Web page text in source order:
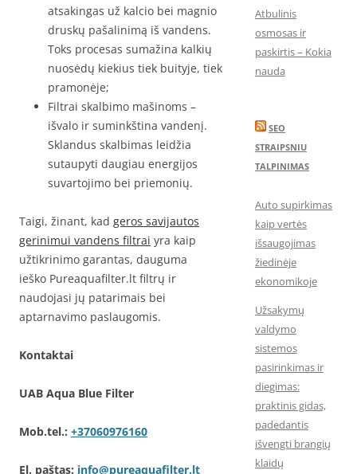
atsakingas už kalcio bei magnio
druskų pašalinimą iš vandens.
Toks procesas sumažina kalkių
nuosėdų kiekius tiek buityje, tiek
pramonėje;
Filtrai skalbimo mašinoms –
išvalo ir suminkština vandenį.
Sklandus skalbimas leidžia
sutaupyti daugiau energijos
suvartojimo bei priemonių.
Taigi, žinant, kad geros savijautos
gerinimui vandens filtrai yra kaip
užtikrinimo garantas, dauguma
ieško Pureaquafilter.lt filtrų ir
naudojasi jų patarimais bei
aptarnavimo paslaugomis.
Kontaktai
UAB Aqua Blue Filter
Mob.tel.: +37060976160
El. paštas: info@pureaquafilter.lt
Atbulinis
osmosas ir
paskirtis – Kokia
nauda
SEO
STRAIPSNIU
TALPINIMAS
Auto supirkimas
kaip vertės
išsaugojimas
žiedinėje
ekonomikoje
Užsakymų
valdymo
sistemos
pasirinkimas ir
diegimas:
praktinis gidas,
padedantis
išvengti brangių
klaidų